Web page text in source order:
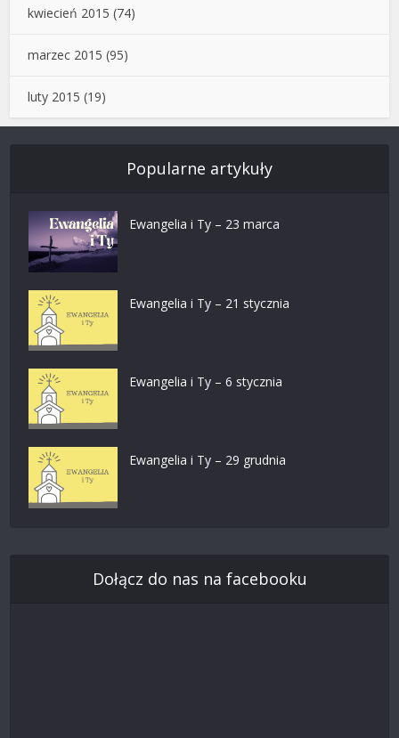
kwiecień 2015 (74)
marzec 2015 (95)
luty 2015 (19)
Popularne artykuły
Ewangelia i Ty – 23 marca
Ewangelia i Ty – 21 stycznia
Ewangelia i Ty – 6 stycznia
Ewangelia i Ty – 29 grudnia
Dołącz do nas na facebooku